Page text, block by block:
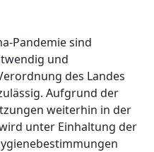
Pandemie sind
und
des Landes
Aufgrund der
weiterhin in der
unter Einhaltung der